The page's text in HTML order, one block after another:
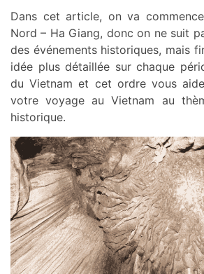
Dans cet article, on va
Nord – Ha Giang, donc on ne suit
des événements historiques, mais
idée plus détaillée sur chaque
du Vietnam et cet ordre vous
votre voyage au Vietnam au
historique.